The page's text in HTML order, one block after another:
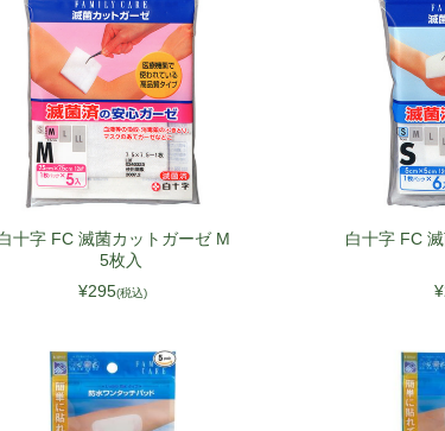
十字 FC 滅菌カットガーゼ M
5枚入
¥295(税込)
白十字 FC